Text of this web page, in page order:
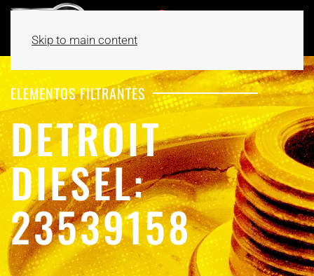
Skip to main content
ELEMENTOS FILTRANTES
DETROIT
DIESEL:
23539158